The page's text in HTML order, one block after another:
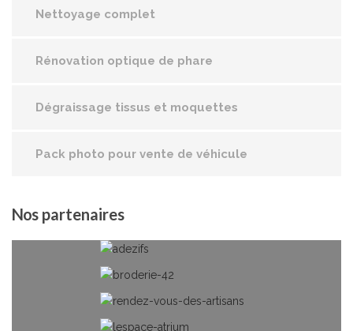
Nettoyage complet
Rénovation optique de phare
Dégraissage tissus et moquettes
Pack photo pour vente de véhicule
Nospartenaires